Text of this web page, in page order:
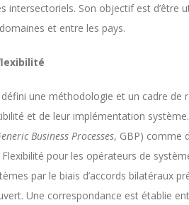
intersectoriels. Son objectif est
et entre les pays.
une méthodologie et un cadre
et de leur implémentation
Business Processes, GBP) comme
pour les opérateurs de
par le biais d’accords bilatéraux
Une correspondance est établie